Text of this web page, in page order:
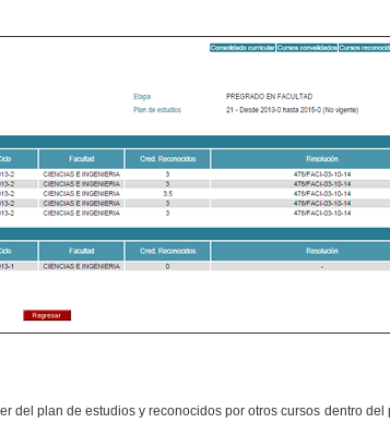
del plan de estudios y reconocidos por otros cursos dentro